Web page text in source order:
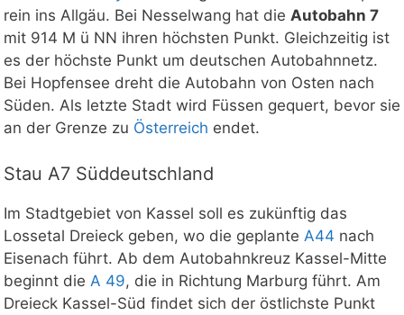
rein ins Allgäu. Bei Nesselwang hat die Autobahn 7
mit 914 M ü NN ihren höchsten Punkt. Gleichzeitig ist
es der höchste Punkt um deutschen Autobahnnetz.
Bei Hopfensee dreht die Autobahn von Osten nach
Süden. Als letzte Stadt wird Füssen gequert, bevor sie
an der Grenze zu Österreich endet.
Stau A7 Süddeutschland
Im Stadtgebiet von Kassel soll es zukünftig das
Lossetal Dreieck geben, wo die geplante A44 nach
Eisenach führt. Ab dem Autobahnkreuz Kassel-Mitte
beginnt die A 49, die in Richtung Marburg führt. Am
Dreieck Kassel-Süd findet sich der östlichste Punkt